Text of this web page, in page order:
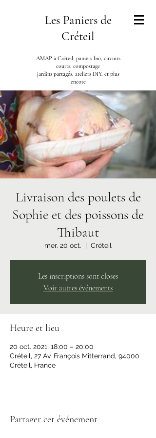
Les Paniers de
Créteil
AMAP à Créteil, paniers bio, circuits
courts, compostage
jardins partagés, ateliers DIY, et plus
encore
Livraison des poulets de
Sophie et des poissons de
Thibaut
mer. 20 oct.
  |
Créteil
Les inscriptions sont closes
Voir autres événements
Heure et lieu
20 oct. 2021, 18:00 – 20:00
Créteil, 27 Av. François Mitterrand, 94000
Créteil, France
Partager cet événement